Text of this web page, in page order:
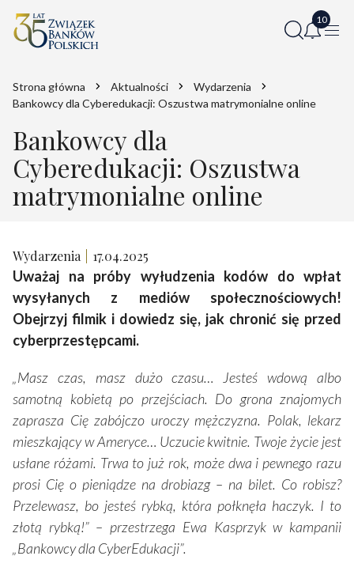
Strona główna Aktualności
Wydarzenia
Bankowcy dla Cyberedukacji: Oszustwa matrymonialne online
Bankowcy dla
Cyberedukacji: Oszustwa
matrymonialne online
Wydarzenia 17.04.2025
Uważaj na próby wyłudzenia kodów do wpłat
wysyłanych z mediów społecznościowych!
Obejrzyj filmik i dowiedz się, jak chronić się przed
cyberprzestępcami.
„Masz czas, masz dużo czasu… Jesteś wdową albo
samotną kobietą po przejściach. Do grona znajomych
zaprasza Cię zabójczo uroczy mężczyzna. Polak, lekarz
mieszkający w Ameryce… Uczucie kwitnie. Twoje życie jest
usłane różami. Trwa to już rok, może dwa i pewnego razu
prosi Cię o pieniądze na drobiazg – na bilet. Co robisz?
Przelewasz, bo jesteś rybką, która połknęła haczyk. I to
złotą rybką!” – przestrzega Ewa Kasprzyk w kampanii
„Bankowcy dla CyberEdukacji”.